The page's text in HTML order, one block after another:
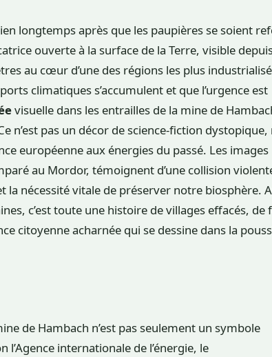
longtemps après que les paupières se soient
ouverte à la surface de la Terre, visible
au cœur d’une des régions les plus
climatiques s’accumulent et que l’urgence est
visuelle dans les entrailles de la mine de
n’est pas un décor de science-fiction dystopique,
européenne aux énergies du passé. Les images
au Mordor, témoignent d’une collision
la nécessité vitale de préserver notre biosphère.
c’est toute une histoire de villages effacés, de
citoyenne acharnée qui se dessine dans la
de Hambach n’est pas seulement un symbole
l’Agence internationale de l’énergie, le